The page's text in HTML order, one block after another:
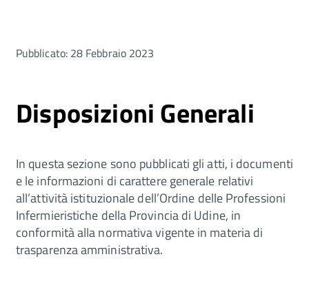
Pubblicato: 28 Febbraio 2023
Disposizioni Generali
In questa sezione sono pubblicati gli atti, i documenti
e le informazioni di carattere generale relativi
all’attività istituzionale dell’Ordine delle Professioni
Infermieristiche della Provincia di Udine, in
conformità alla normativa vigente in materia di
trasparenza amministrativa.